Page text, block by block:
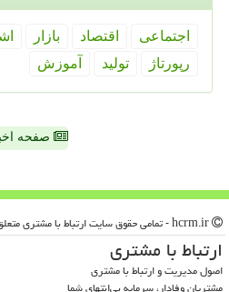
اجتماعی اقتصاد بازار
رپورتاژ
تولید آموزش
صفحه
ارتباط با مشتری
اصول مدیریت و ارتباط با مشتری